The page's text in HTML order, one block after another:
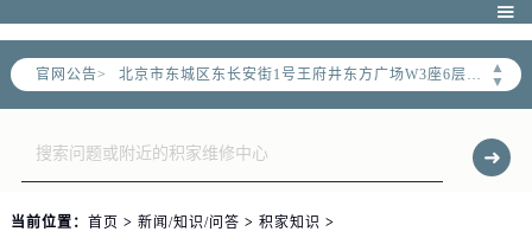

官网公告>
▲
▼
北京市朝阳区建国门外大街甲6号华熙国际中心D座11层1102室售后服务中心（需提前预约）
北京市东城区东长安街1号王府井东方广场W3座6层602室售后服务中心（需提前预约）
节假日正常营业！
当前位置： 首页 > 新闻/知识/问答 > 积家知识 >